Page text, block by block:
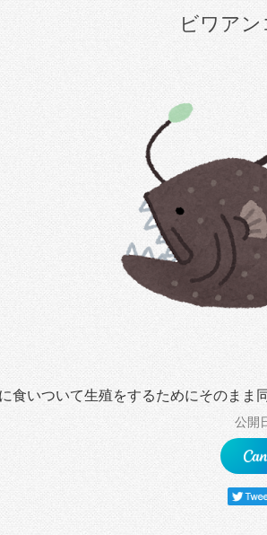
ビワア
食いついて生殖をするためにそのまま
公開